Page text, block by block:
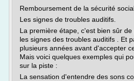
Remboursement de la sécurité
Les signes de troubles auditifs.
La première étape, c'est bien sûr
les signes des troubles auditifs . Et
plusieurs années avant d'accepter
Mais voici quelques exemples qui
sur la piste :
La sensation d'entendre des sons